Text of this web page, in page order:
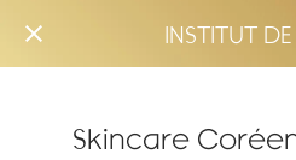
INSTITUT
Skincare